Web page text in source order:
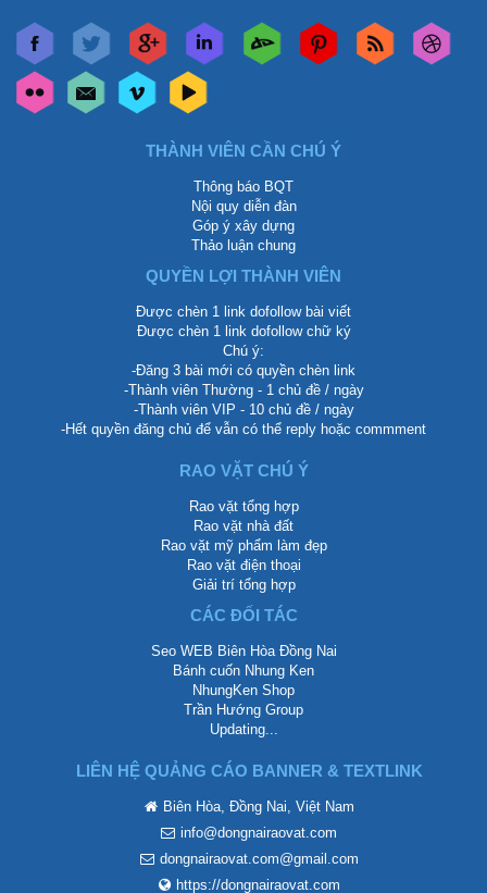
THÀNH VIÊN CẦN CHÚ Ý
Thông báo BQT
Nội quy diễn đàn
Góp ý xây dựng
Thảo luận chung
QUYỀN LỢI THÀNH VIÊN
Được chèn 1 link dofollow bài viết
Được chèn 1 link dofollow chữ ký
Chú ý:
-Đăng 3 bài mới có quyền chèn link
-Thành viên Thường - 1 chủ đề / ngày
-Thành viên VIP - 10 chủ đề / ngày
-Hết quyền đăng chủ để vẫn có thể reply hoặc commment
RAO VẶT CHÚ Ý
Rao vặt tổng hợp
Rao vặt nhà đất
Rao vặt mỹ phẩm làm đẹp
Rao vặt điện thoại
Giải trí tổng hợp
CÁC ĐỐI TÁC
Seo WEB Biên Hòa Đồng Nai
Bánh cuốn Nhung Ken
NhungKen Shop
Trần Hướng Group
Updating...
LIÊN HỆ QUẢNG CÁO BANNER & TEXTLINK
Biên Hòa, Đồng Nai, Việt Nam
info@dongnairaovat.com
dongnairaovat.com@gmail.com
https://dongnairaovat.com